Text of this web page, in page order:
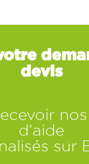
devis
d’aide
sur